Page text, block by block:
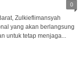
0
Zulkieflimansyah
yang akan berlangsung
untuk tetap menjaga...